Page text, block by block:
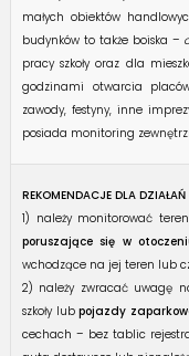
małych obiektów
budynków to także boiska –
pracy szkoły oraz dla
godzinami otwarcia
zawody, festyny, inne
posiada monitoring
REKOMENDACJE DLA DZIAŁAŃ
1) należy monitorować
poruszające się w
wchodzące na jej teren lub
2) należy zwracać uwagę
szkoły lubpojazdy
cechach – bez tablic